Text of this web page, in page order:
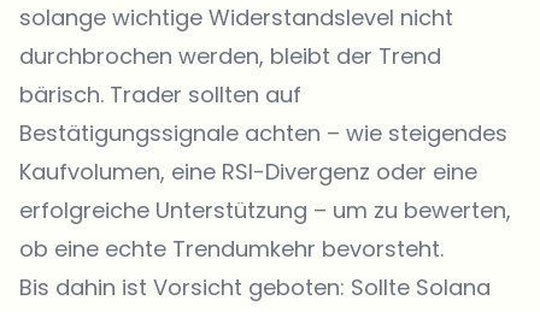
solange wichtige Widerstandslevel nicht
durchbrochen werden, bleibt der Trend
bärisch. Trader sollten auf
Bestätigungssignale achten – wie steigendes
Kaufvolumen, eine RSI-Divergenz oder eine
erfolgreiche Unterstützung – um zu bewerten,
ob eine echte Trendumkehr bevorsteht.
Bis dahin ist Vorsicht geboten: Sollte Solana